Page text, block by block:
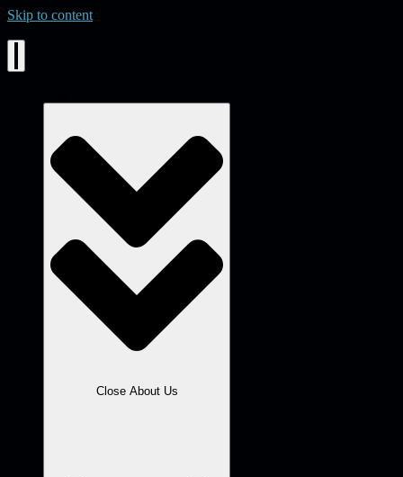
Skip to content
Close About Us